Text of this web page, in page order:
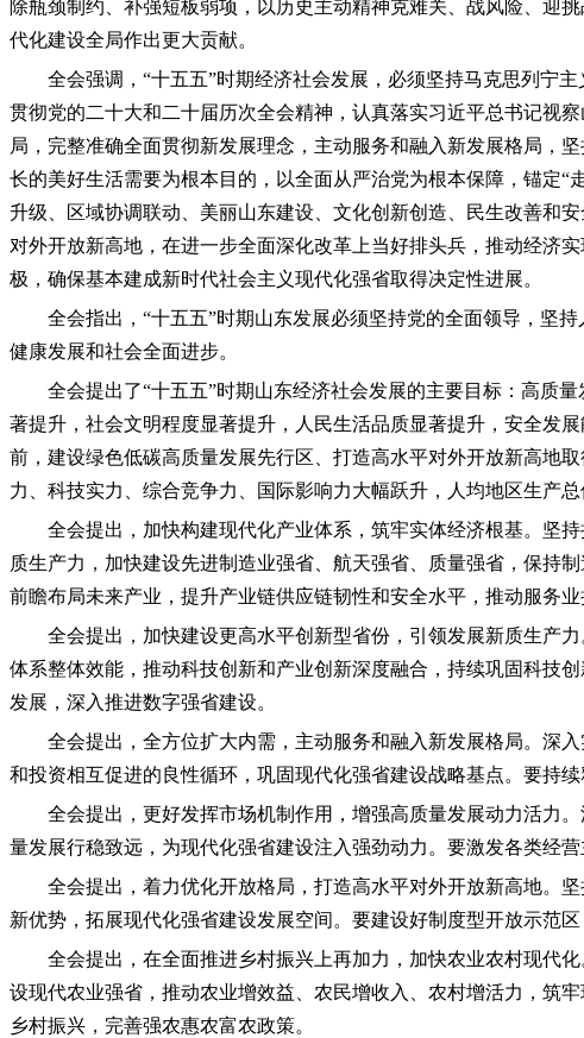
除瓶颈制约、补强短板弱项，以历史主动精神克难关、战风险、迎
代化建设全局作出更大贡献。
全会强调，“十五五”时期经济社会发展，必须坚持马克思列宁
贯彻党的二十大和二十届历次全会精神，认真落实习近平总书记视
局，完整准确全面贯彻新发展理念，主动服务和融入新发展格局，
长的美好生活需要为根本目的，以全面从严治党为根本保障，锚定
升级、区域协调联动、美丽山东建设、文化创新创造、民生改善和
对外开放新高地，在进一步全面深化改革上当好排头兵，推动经济
极，确保基本建成新时代社会主义现代化强省取得决定性进展。
全会指出，“十五五”时期山东发展必须坚持党的全面领导，坚
健康发展和社会全面进步。
全会提出了“十五五”时期山东经济社会发展的主要目标：高质
著提升，社会文明程度显著提升，人民生活品质显著提升，安全发
前，建设绿色低碳高质量发展先行区、打造高水平对外开放新高地
力、科技实力、综合竞争力、国际影响力大幅跃升，人均地区生产
全会提出，加快构建现代化产业体系，筑牢实体经济根基。坚
质生产力，加快建设先进制造业强省、航天强省、质量强省，保持
前瞻布局未来产业，提升产业链供应链韧性和安全水平，推动服务业
全会提出，加快建设更高水平创新型省份，引领发展新质生产
体系整体效能，推动科技创新和产业创新深度融合，持续巩固科技
发展，深入推进数字强省建设。
全会提出，全方位扩大内需，主动服务和融入新发展格局。深
和投资相互促进的良性循环，巩固现代化强省建设战略基点。要持
全会提出，更好发挥市场机制作用，增强高质量发展动力活力
量发展行稳致远，为现代化强省建设注入强劲动力。要激发各类经
全会提出，着力优化开放格局，打造高水平对外开放新高地。
新优势，拓展现代化强省建设发展空间。要建设好制度型开放示范
全会提出，在全面推进乡村振兴上再加力，加快农业农村现代
设现代农业强省，推动农业增效益、农民增收入、农村增活力，筑
乡村振兴，完善强农惠农富农政策。